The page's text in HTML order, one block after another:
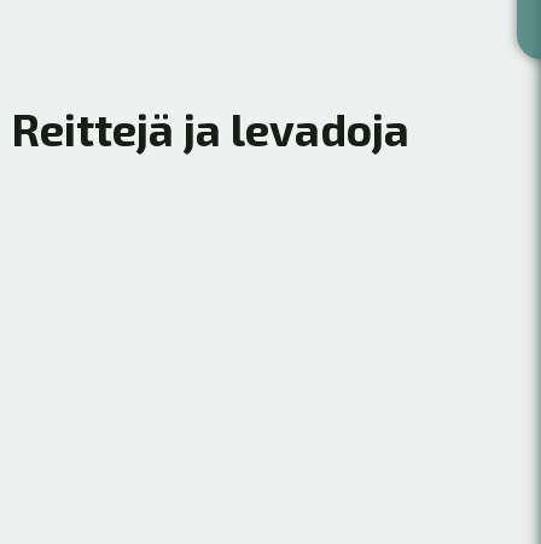
Reittejä ja levadoja